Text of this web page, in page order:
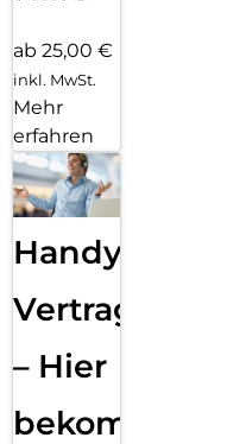
ab 25,00 €
inkl. MwSt.
Mehr
erfahren
Handy
– Hier
bekommst